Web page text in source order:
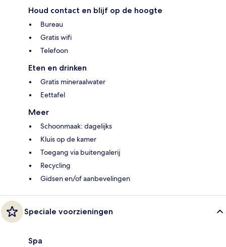
Houd contact en blijf op de hoogte
Bureau
Gratis wifi
Telefoon
Eten en drinken
Gratis mineraalwater
Eettafel
Meer
Schoonmaak: dagelijks
Kluis op de kamer
Toegang via buitengalerij
Recycling
Gidsen en/of aanbevelingen
Speciale voorzieningen
Spa